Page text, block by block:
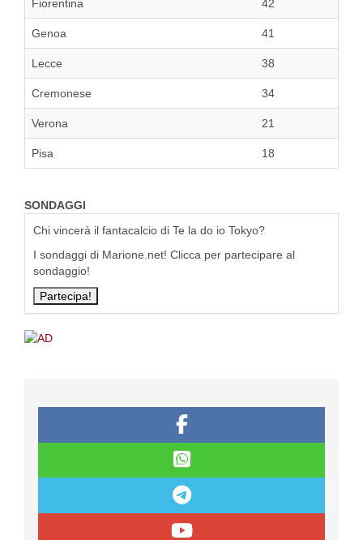
Fiorentina 42
Genoa 41
Lecce 38
Cremonese 34
Verona 21
Pisa 18
SONDAGGI
Chi vincerà il fantacalcio di Te la do io Tokyo?
I sondaggi di Marione.net! Clicca per partecipare al
sondaggio!